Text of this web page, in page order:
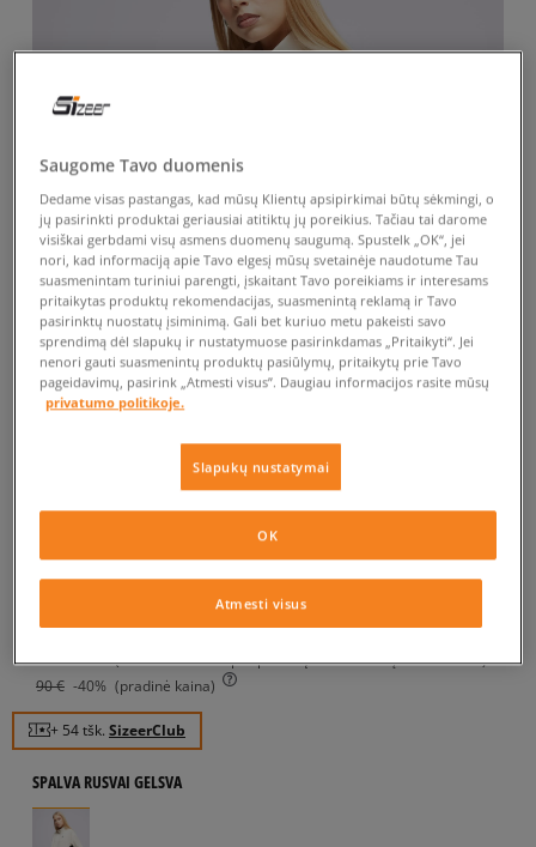
-10% UŽ MAŽ. 70 €, KODAS: SALE
JORDAN STRIUKĖ W J KNIT
5.0(2)
90€ -40% (pradinė kaina)
64€ -16% (žemiausia kaina per pastarąsias 30 dienų iki nuolaidos)
54€
+ 54 tšk. SizeerClub
SPALVARUSVAI GELSVA
Saugome Tavo duomenis
Dedame visas pastangas, kad mūsų Klientų apsipirkimai būtų sėkmingi, o
jų pasirinkti produktai geriausiai atitiktų jų poreikius. Tačiau tai darome
visiškai gerbdami visų asmens duomenų saugumą. Spustelk „OK“, jei
nori, kad informaciją apie Tavo elgesį mūsų svetainėje naudotume Tau
suasmenintam turiniui parengti, įskaitant Tavo poreikiams ir interesams
pritaikytas produktų rekomendacijas, suasmenintą reklamą ir Tavo
pasirinktų nuostatų įsiminimą. Gali bet kuriuo metu pakeisti savo
sprendimą dėl slapukų ir nustatymuose pasirinkdamas „Pritaikyti“. Jei
nenori gauti suasmenintų produktų pasiūlymų, pritaikytų prie Tavo
pageidavimų, pasirink „Atmesti visus”. Daugiau informacijos rasite mūsų
privatumo politikoje.
Slapukų nustatymai
Atmesti visus
OK